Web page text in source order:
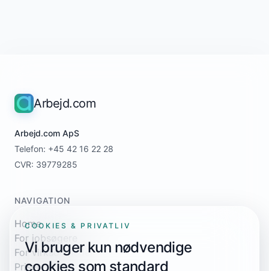
Arbejd.com
Arbejd.com ApS
Telefon: +45 42 16 22 28
CVR: 39779285
NAVIGATION
Home
For jobsøgere
For virksomheder
Priser
COOKIES & PRIVATLIV
Vi bruger kun nødvendige
cookies som standard